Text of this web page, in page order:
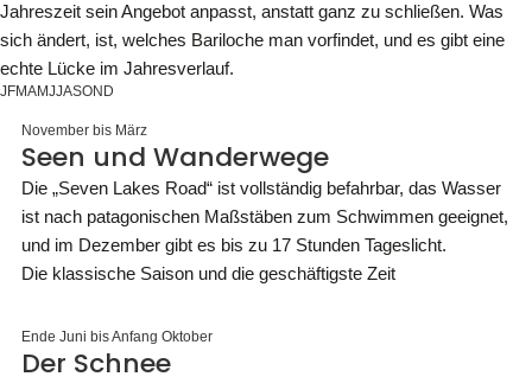
Jahreszeit sein Angebot anpasst, anstatt ganz zu schließen. Was
sich ändert, ist, welches Bariloche man vorfindet, und es gibt eine
echte Lücke im Jahresverlauf.
J FMAMJJASON D
November bis März
Seen und Wanderwege
Die „Seven Lakes Road“ ist vollständig befahrbar, das Wasser
ist nach patagonischen Maßstäben zum Schwimmen geeignet,
und im Dezember gibt es bis zu 17 Stunden Tageslicht.
Die klassische Saison und die geschäftigste Zeit
Ende Juni bis Anfang Oktober
Der Schnee